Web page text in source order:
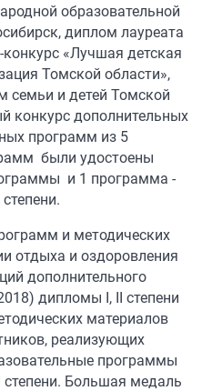
образовательной
диплом лауреата
конкурс «Лучшая детская
Томской области»,
семьи и детей Томской
конкурс дополнительных
программ из 5
были удостоены
и 1 программа -
и методических
отдыха и оздоровления
дополнительного
дипломы I, II cтепени
материалов
реализующих
программы
Большая медаль